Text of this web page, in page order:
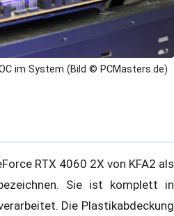
im System (Bild © PCMasters.de)
RTX 4060 2X von KFA2 als
Sie ist komplett in
Die Plastikabdeckung